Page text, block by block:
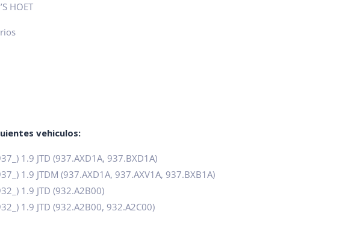
HOET
vehiculos:
1.9 JTD (937.AXD1A, 937.BXD1A)
1.9 JTDM (937.AXD1A, 937.AXV1A, 937.BXB1A)
1.9 JTD (932.A2B00)
1.9 JTD (932.A2B00, 932.A2C00)